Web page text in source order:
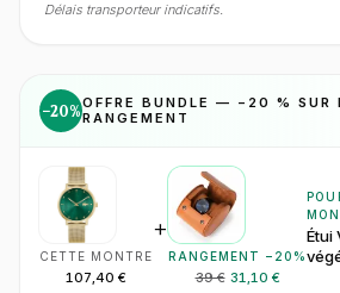
Délais transporteur indicatifs.
−20%OFFRE BUNDLE — − 20 % SUR
RANGEMENT
CETTE MONTRE
107,40 €
+
RANGEMENT − 20 %
39 € 31,10 €
Étui